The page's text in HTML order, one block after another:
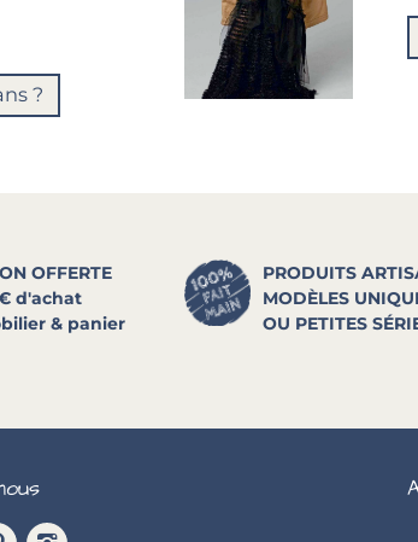
?
OFFERTE
d'achat
& panier
PRODUITS
MODÈLES
OU PETITES